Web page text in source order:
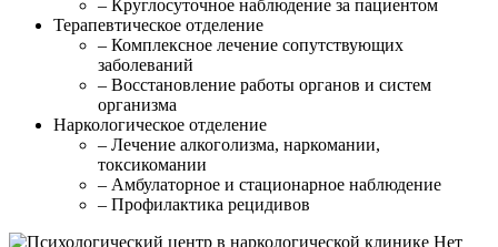
– Круглосуточное наблюдение за пациентом
Терапевтическое отделение
– Комплексное лечение сопутствующих
заболеваний
– Восстановление работы органов и систем
организма
Наркологическое отделение
– Лечение алкоголизма, наркомании,
токсикомании
– Амбулаторное и стационарное наблюдение
– Профилактика рецидивов